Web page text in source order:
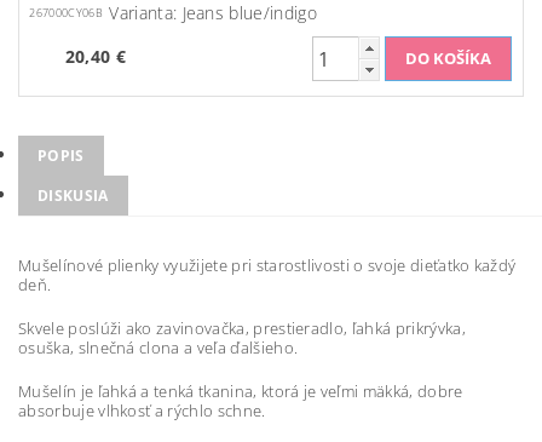
267000CY06B Varianta: Jeans blue/indigo
20,40 €
POPIS
DISKUSIA
Mušelínové plienky využijete pri starostlivosti o svoje dieťatko každý
deň.
Skvele poslúži ako zavinovačka, prestieradlo, ľahká prikrývka,
osuška, slnečná clona a veľa ďalšieho.
Mušelín je ľahká a tenká tkanina, ktorá je veľmi mäkká, dobre
absorbuje vlhkosť a rýchlo schne.